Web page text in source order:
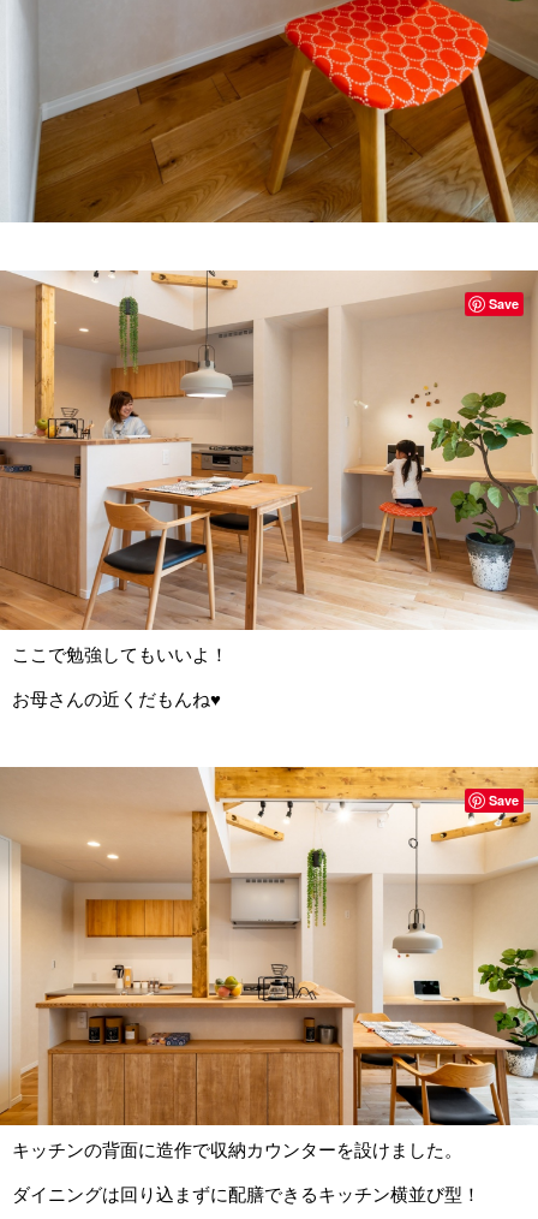
ここで勉強してもいいよ！
お母さんの近くだもんね♥
Save
キッチンの背面に造作で収納カウンターを設けました。
ダイニングは回り込まずに配膳できるキッチン横並び型！
Save